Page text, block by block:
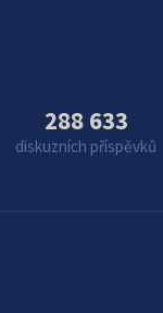
288 633
diskuzních příspěvků